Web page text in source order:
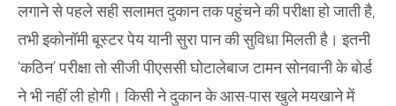
लगाने से पहले सही सलामत दुकान तक पहुंचने की परीक्षा हो जाती है,
तभी इकोनॉमी बूस्टर पेय यानी सुरा पान की सुविधा मिलती है। इतनी
‘कठिन’ परीक्षा तो सीजी पीएससी घोटालेबाज टामन सोनवानी के बोर्ड
ने भी नहीं ली होगी। किसी ने दुकान के आस-पास खुले मयखाने में